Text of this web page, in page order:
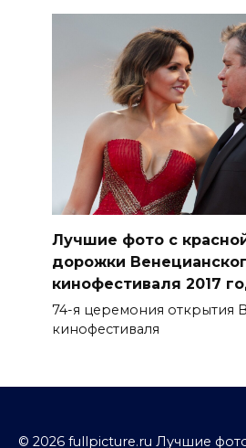
Лучшие фото с
дорожки
кинофестиваля 2017
74-я церемония открытия
кинофестиваля
© 2026 fullpicture.ru Лучшие